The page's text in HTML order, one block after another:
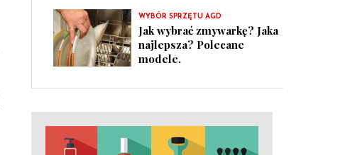
WYBÓR SPRZĘTU AGD
Jak wybrać zmywarkę? Jaka
najlepsza? Polecane
modele.